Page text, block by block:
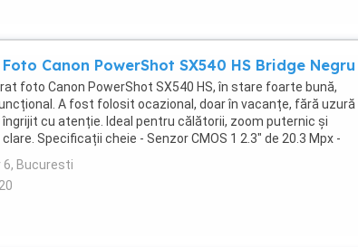
Canon PowerShot SX540 HS Bridge Negru
foto Canon PowerShot SX540 HS, în stare foarte bună,
A fost folosit ocazional, doar în vacanțe, fără uzură
îngrijit cu atenție. Ideal pentru călătorii, zoom puternic și
Specificații cheie - Senzor CMOS 1 2.3" de 20.3 Mpx -
imagine ...
6, Bucuresti